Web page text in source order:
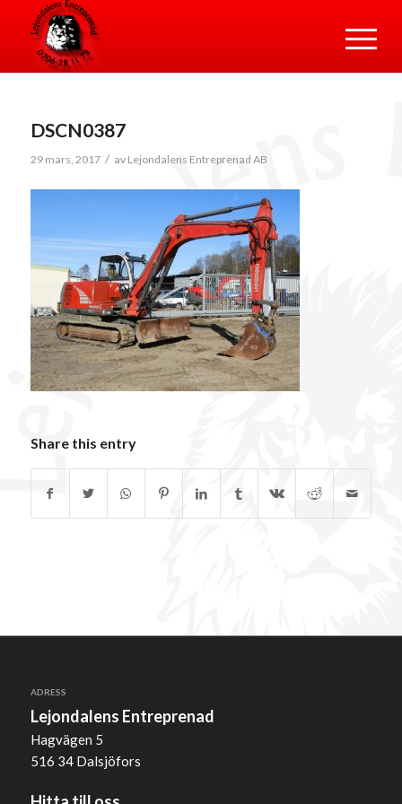
DSCN0387
29 mars, 2017 / av Lejondalens Entreprenad AB
Share this entry
ADRESS
Lejondalens Entreprenad
Hagvägen 5
516 34 Dalsjöfors